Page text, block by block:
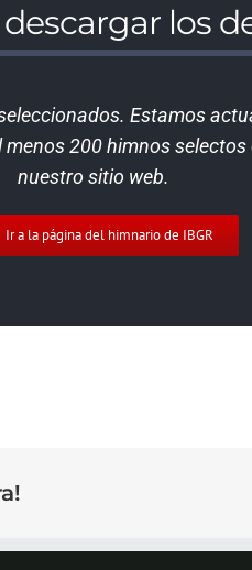
los
Estamos
200 himnos
nuestro sitio web.
Ir a la página del himnario de IBGR